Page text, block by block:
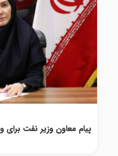
پیام معاون وزیر نفت